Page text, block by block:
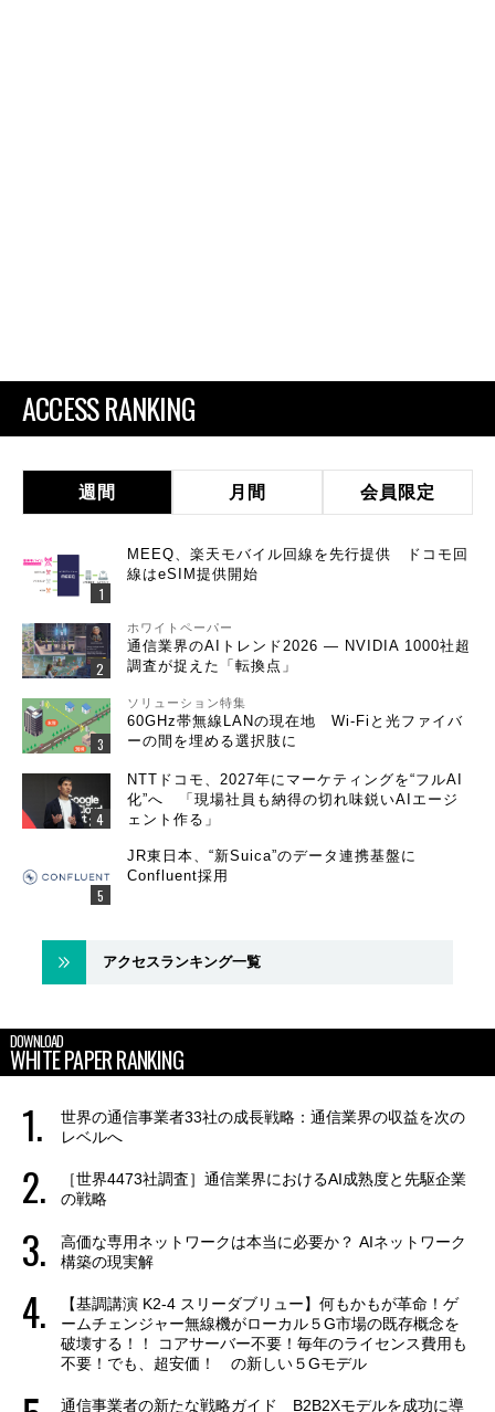
ACCESS RANKING
週間 月間 会員限定
MEEQ、楽天モバイル回線を先行提供 ドコモ回
線はeSIM提供開始
ホワイトペーパー
通信業界のAIトレンド2026 ― NVIDIA 1000社超
調査が捉えた「転換点」
ソリューション特集
60GHz帯無線LANの現在地 Wi-Fiと光ファイバ
ーの間を埋める選択肢に
NTTドコモ、2027年にマーケティングを“フルAI
化”へ 「現場社員も納得の切れ味鋭いAIエージ
ェント作る」
JR東日本、“新Suica”のデータ連携基盤に
Confluent採用
アクセスランキング一覧
DOWNLOAD
WHITE PAPER RANKING
世界の通信事業者33社の成長戦略：通信業界の収益を次の
レベルへ
［世界4473社調査］通信業界におけるAI成熟度と先駆企業
の戦略
高価な専用ネットワークは本当に必要か？ AIネットワーク
構築の現実解
【基調講演 K2-4 スリーダブリュー】何もかもが革命！ゲ
ームチェンジャー無線機がローカル５G市場の既存概念を
破壊する！！ コアサーバー不要！毎年のライセンス費用も
不要！でも、超安価！ の新しい５Gモデル
通信事業者の新たな戦略ガイド B2B2Xモデルを成功に導